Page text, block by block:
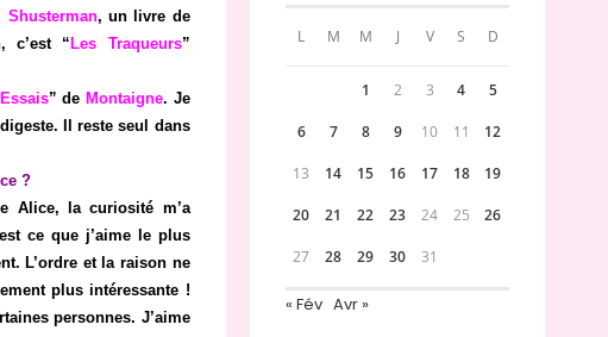
Shusterman, un livre de
c’est “ Les Traqueurs”
” de Montaigne. Je
Il reste seul dans
?
Alice, la curiosité m’a
ce que j’aime le plus
L’ordre et la raison ne
plus intéressante !
personnes. J’aime
L M M J V S D
1 2 3 4 5
6 7 8 9 10 11 12
13 14 15 16 17 18 19
20 21 22 23 24 25 26
27 28 29 30 31
« Fév Avr »